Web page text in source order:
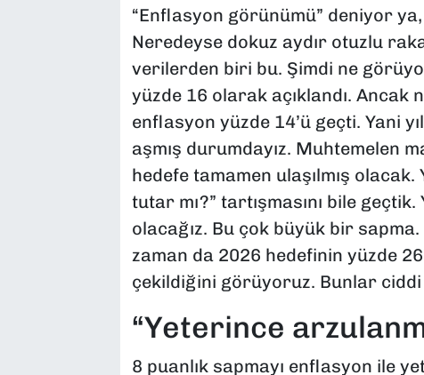
“Enflasyon görünümü” deniyor
Neredeyse dokuz aydır otuzlu
verilerden biri bu. Şimdi ne
yüzde 16 olarak açıklandı. Ancak
enflasyon yüzde 14’ü geçti. Yani
aşmış durumdayız. Muhtemelen
hedefe tamamen ulaşılmış
tutar mı?” tartışmasını bile geçtik.
olacağız. Bu çok büyük bir
zaman da 2026 hedefinin yüzde
çekildiğini görüyoruz. Bunlar
“Yeterince
8 puanlık sapmayı enflasyon ile